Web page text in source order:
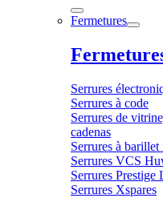
Fermetures
Serrures
Serrures à code
Serrures de
cadenas
Serrures à
Serrures VCS
Serrures
Serrures Xspares